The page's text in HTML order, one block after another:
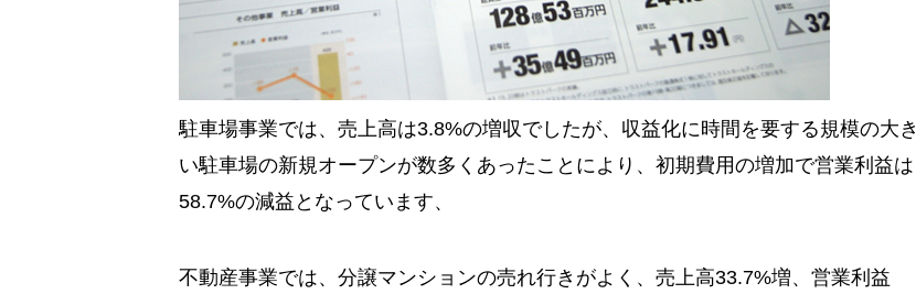
駐車場事業では、売上高は3.8%の増収でしたが、収益化に時間を要する規模の大き
い駐車場の新規オープンが数多くあったことにより、初期費用の増加で営業利益は
58.7%の減益となっています、
不動産事業では、分譲マンションの売れ行きがよく、売上高33.7%増、営業利益